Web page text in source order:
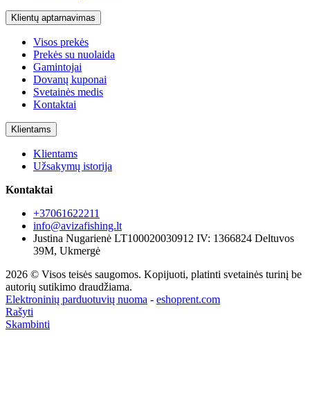
Klientų aptarnavimas
Visos prekės
Prekės su nuolaida
Gamintojai
Dovanų kuponai
Svetainės medis
Kontaktai
Klientams
Klientams
Užsakymų istorija
Kontaktai
+37061622211
info@avizafishing.lt
Justina Nugarienė LT100020030912 IV: 1366824 Deltuvos
39M, Ukmergė
2026 © Visos teisės saugomos. Kopijuoti, platinti svetainės turinį be
autorių sutikimo draudžiama.
Elektroninių parduotuvių nuoma - eshoprent.com
Rašyti
Skambinti